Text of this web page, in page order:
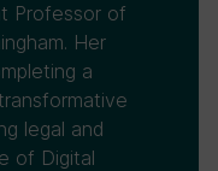
Professor of
Her
a
legal and
of Digital